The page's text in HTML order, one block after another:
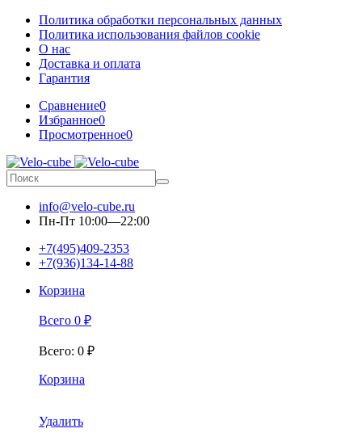
Политика обработки персональных данных
Политика использования файлов cookie
О нас
Доставка и оплата
Гарантия
Сравнение0
Избранное0
Просмотренное0
info@velo-cube.ru
Пн-Пт 10:00—22:00
+7(495)409-2353
+7(936)134-14-88
Корзина
Всего 0 ₽
Всего: 0 ₽
Корзина
Удалить